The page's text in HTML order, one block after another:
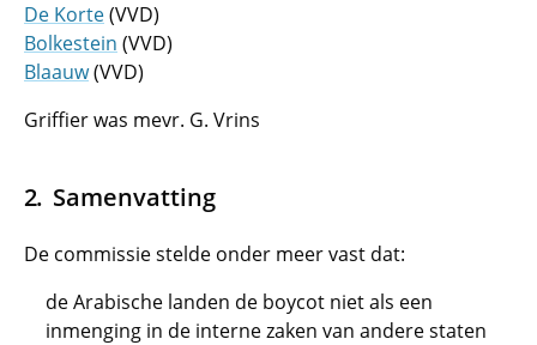
De Korte(VVD)
Bolkestein (VVD)
Blaauw(VVD)
Griffier was mevr. G. Vrins
Samenvatting
De commissie stelde onder meer vast dat:
de Arabische landen de boycot niet als een
inmenging in de interne zaken van andere staten